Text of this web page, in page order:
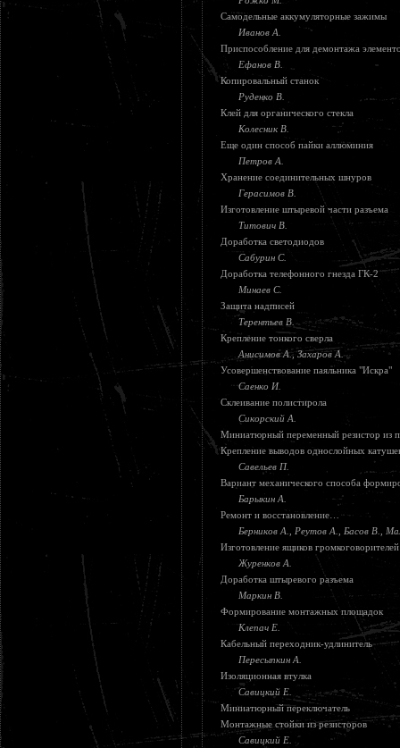
Самодельные аккумуляторные зажимы
Иванов А.
Приспособление для демонтажа
Ефанов В.
Копировальный станок
Руденко В.
Клей для органического стекла
Колесник В.
Еще один способ пайки аллюминия
Петров А.
Хранение соединительных шнуров
Герасимов В.
Изготовление штыревой части разъема
Титович В.
Доработка светодиодов
Сабурин С.
Доработка телефонного гнезда ГК-2
Минаев С.
Защита надписей
Терентьев В.
Крепление тонкого сверла
Анисимов А., Захаров А.
Усовершенствование паяльника "Искра"
Саенко И.
Склеивание полистирола
Сикорский А.
Миниатюрный переменный резистор из
Крепление выводов однослойных
Савельев П.
Вариант механического способа
Барыкин А.
Ремонт и восстановление…
Берников А., Реутов А., Басов В.,
Изготовление ящиков громкоговорителей
Журенков А.
Доработка штыревого разъема
Маркин В.
Формирование монтажных площадок
Клепач Е.
Кабельный переходник-удлинитель
Пересыпкин А.
Изоляционная втулка
Савицкий Е.
Миниатюрный переключатель
Монтажные стойки из резисторов
Савицкий Е.